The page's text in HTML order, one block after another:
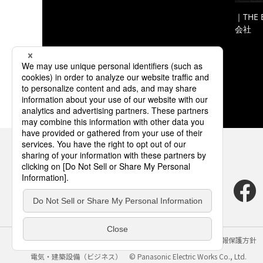
｜
会社
サイトのご利用にあたって クッキーポリシー
個人情報保護方針
電気・建築設備（ビジネス）
© Panasonic Electric Works Co., Ltd.